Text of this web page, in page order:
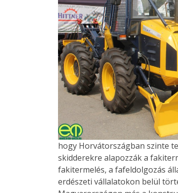
hogy Horvátországban szinte
skidderekre alapozzák a
fakitermelés, a fafeldolgozás
erdészeti vállalatokon belül